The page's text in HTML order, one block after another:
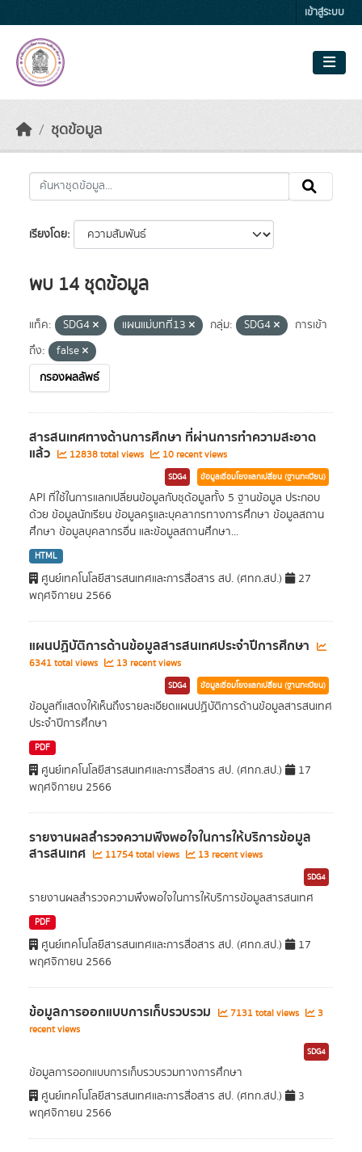
เข้าสู่ระบบ
ชุดข้อมูล
เรียงโดย
พบ 14 ชุดข้อมูล
แท็ค: SDG4 แผนแม่บทที่13 กลุ่ม: SDG4
การเข้า
ถึง:
false
กรองผลลัพธ์
สารสนเทศทางด้านการศึกษา ที่ผ่านการทำความสะอาด
แล้ว 12838 total views 10 recent views
SDG4 ข้อมูลเชื่อมโยงแลกเปลี่ยน (ฐานทะเบียน)
API ที่ใช้ในการแลกเปลี่ยนข้อมูลกับชุด้อมูลทั้ง 5 ฐานข้อมูล ประกอบ
ด้วย ข้อมูลนักเรียน ข้อมูลครูและบุคลากรทางการศึกษา ข้อมูลสถาน
ศึกษา ข้อมูลบุคลากรอื่น และข้อมูลสถานศึกษา...
HTML
ศูนย์เทคโนโลยีสารสนเทศและการสื่อสาร สป. (ศทก.สป.)
27
พฤศจิกายน 2566
แผนปฏิบัติการด้านข้อมูลสารสนเทศประจำปีการศึกษา
6341 total views 13 recent views
SDG4 ข้อมูลเชื่อมโยงแลกเปลี่ยน (ฐานทะเบียน)
ข้อมูลที่แสดงให้เห็นถึงรายละเอียดแผนปฏิบัติการด้านข้อมูลสารสนเทศ
ประจำปีการศึกษา
PDF
ศูนย์เทคโนโลยีสารสนเทศและการสื่อสาร สป. (ศทก.สป.)
17
พฤศจิกายน 2566
รายงานผลสำรวจความพึงพอใจในการให้บริการข้อมูล
สารสนเทศ 11754 total views 13 recent views
SDG4
รายงานผลสำรวจความพึงพอใจในการให้บริการข้อมูลสารสนเทศ
PDF
ศูนย์เทคโนโลยีสารสนเทศและการสื่อสาร สป. (ศทก.สป.)
17
พฤศจิกายน 2566
ข้อมูลการออกแบบการเก็บรวบรวม 7131 total views
3
recent views
SDG4
ข้อมูลการออกแบบการเก็บรวบรวมทางการศึกษา
ศูนย์เทคโนโลยีสารสนเทศและการสื่อสาร สป. (ศทก.สป.)
3
พฤศจิกายน 2566